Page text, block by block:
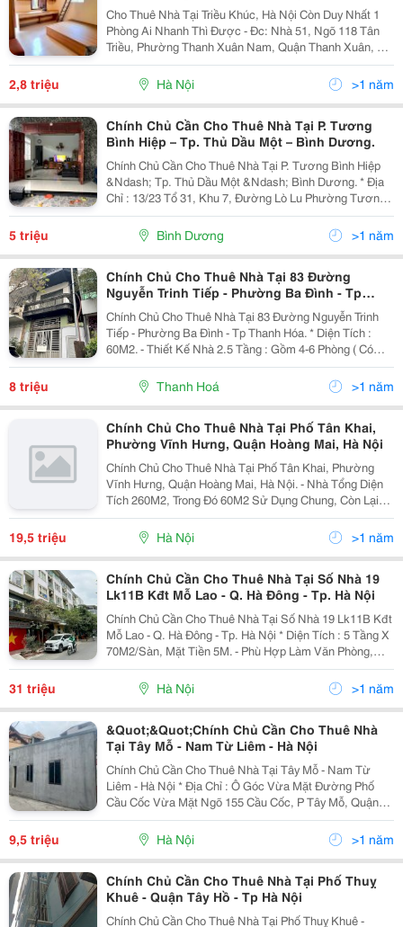
Cho Thuê Nhà Tại Triều Khúc, Hà Nội Còn Duy Nhất 1
Phòng Ai Nhanh Thì Được - Đc: Nhà 51, Ngõ 118 Tân
Triều, Phường Thanh Xuân Nam, Quận Thanh Xuân, Hà
Nội - Cho Thuê Phòng Trọ Đầy Đủ Tiện Nghi Hiện Đại,
Nằm Ngay Khu Trung Tâm Hồ Làng Triều Khúc...
2,8 triệu Hà Nội >1 năm
Chính Chủ Cần Cho Thuê Nhà Tại P. Tương
Bình Hiệp – Tp. Thủ Dầu Một – Bình Dương.
Chính Chủ Cần Cho Thuê Nhà Tại P. Tương Bình Hiệp
&Ndash; Tp. Thủ Dầu Một &Ndash; Bình Dương. * Địa
Chỉ : 13/23 Tổ 31, Khu 7, Đường Lò Lu Phường Tương
Bình Hiệp, Tp Thủ Dầu Một, Bình Dương. * Diện Tích:
162M2.Ngang 6M, Dài 27M. &Ndash; Nhà Có 2...
5 triệu Bình Dương >1 năm
Chính Chủ Cho Thuê Nhà Tại 83 Đường
Nguyễn Trinh Tiếp - Phường Ba Đình - Tp
Thanh Hóa.
Chính Chủ Cho Thuê Nhà Tại 83 Đường Nguyễn Trinh
Tiếp - Phường Ba Đình - Tp Thanh Hóa. * Diện Tích :
60M2. - Thiết Kế Nhà 2.5 Tầng : Gồm 4-6 Phòng ( Có
Thể Làm Văn Phòng Hoặc Phòng Học), 3Wc. - Nhà
Rộng, Thoáng, Phù Hợp Để Mở Trung Tâm Dạy Học,...
8 triệu Thanh Hoá >1 năm
Chính Chủ Cho Thuê Nhà Tại Phố Tân Khai,
Phường Vĩnh Hưng, Quận Hoàng Mai, Hà Nội
Chính Chủ Cho Thuê Nhà Tại Phố Tân Khai, Phường
Vĩnh Hưng, Quận Hoàng Mai, Hà Nội. - Nhà Tổng Diện
Tích 260M2, Trong Đó 60M2 Sử Dụng Chung, Còn Lại
200M2 Sử Dụng Riêng - Cách Mặt Đường Tân Khai
50M, Gần Vinmart Tân Khai , Cách Timescity 5 Phút
19,5 triệu Hà Nội >1 năm
Chính Chủ Cần Cho Thuê Nhà Tại Số Nhà 19
Lk11B Kđt Mỗ Lao - Q. Hà Đông - Tp. Hà Nội
Chính Chủ Cần Cho Thuê Nhà Tại Số Nhà 19 Lk11B Kđt
Mỗ Lao - Q. Hà Đông - Tp. Hà Nội * Diện Tích : 5 Tầng X
70M2/Sàn, Mặt Tiền 5M. - Phù Hợp Làm Văn Phòng,
Trung Tâm Giáo Dục, Spa, Nhà Hàng&Hellip;Sẵn Vào
Luôn - Nhà Ngay Sát Chung Cư Hiện Hữu Và...
31 triệu Hà Nội >1 năm
&Quot;&Quot;Chính Chủ Cần Cho Thuê Nhà
Tại Tây Mỗ - Nam Từ Liêm - Hà Nội
Chính Chủ Cần Cho Thuê Nhà Tại Tây Mỗ - Nam Từ
Liêm - Hà Nội * Địa Chỉ : Ô Góc Vừa Mặt Đường Phố
Cầu Cốc Vừa Mặt Ngõ 155 Cầu Cốc, P Tây Mỗ, Quận
Nam Từ Liêm, Tp Hà Nội, - Diện Tích : 61,5M&Sup2; +
1 Gác Xếp 20M - Mặt Tiền 5.2M. - Vị Trí Nhà Đẹp,...
9,5 triệu Hà Nội >1 năm
Chính Chủ Cần Cho Thuê Nhà Tại Phố Thuỵ
Khuê - Quận Tây Hồ - Tp Hà Nội
Chính Chủ Cần Cho Thuê Nhà Tại Phố Thuỵ Khuê -